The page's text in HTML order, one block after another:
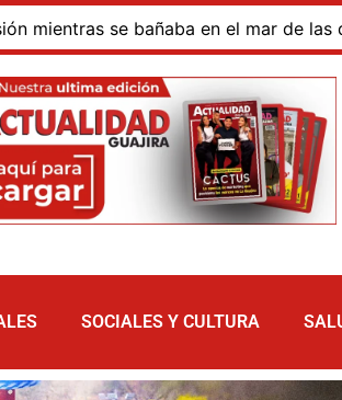
el mar de las dunas de Taroa, en la
SOCIALES Y CULTURA